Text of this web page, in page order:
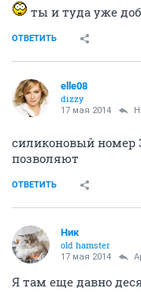
ты и туда уже
ОТВЕТИТЬ
elle08
dizzy
17 мая 2014
силиконовый номер
позволяют
ОТВЕТИТЬ
Ник
old hamster
17 мая 2014
Я там еще давно